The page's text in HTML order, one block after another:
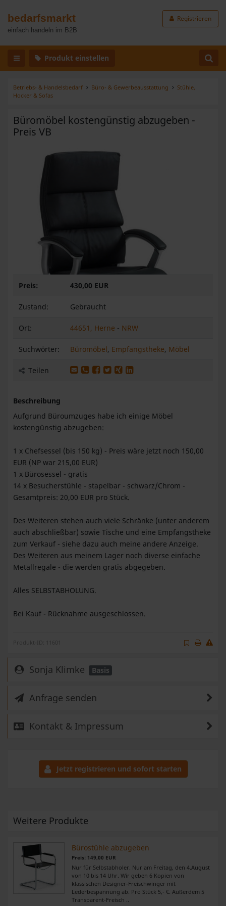
bedarfsmarkt
einfach handeln im B2B
Registrieren
Produkt einstellen
Betriebs- & Handelsbedarf Büro- & Gewerbeausstattung
Stühle,
Hocker & Sofas
Büromöbel kostengünstig abzugeben -
Preis VB
Zurück
Preis: 430,00 EUR
Zustand: Gebraucht
Ort: 44651, Herne - NRW
Suchwörter: Büromöbel, Empfangstheke, Möbel
Teilen Produkt per E-Mail weiterleiten
Produkt per WhatsApp weiterleiten
Produkt auf Facebook teilen
Produkt auf X teilen
Produkt auf XING teilen
Produkt auf LinkedIn teilen
Beschreibung
Aufgrund Büroumzuges habe ich einige Möbel
kostengünstig abzugeben:
1 x Chefsessel (bis 150 kg) - Preis wäre jetzt noch 150,00
EUR (NP war 215,00 EUR)
1 x Bürosessel - gratis
14 x Besucherstühle - stapelbar - schwarz/Chrom -
Gesamtpreis: 20,00 EUR pro Stück.
Des Weiteren stehen auch viele Schränke (unter anderem
auch abschließbar) sowie Tische und eine Empfangstheke
zum Verkauf - siehe dazu auch meine andere Anzeige.
Des Weiteren aus meinem Lager noch diverse einfache
Metallregale - die werden gratis abgegeben.
Alles SELBSTABHOLUNG.
Bei Kauf - Rücknahme ausgeschlossen.
Produkt-ID: 11601
Sonja Klimke Basis
Anfrage senden
Kontakt & Impressum
Jetzt registrieren und sofort starten
Weitere Produkte
Bürostühle abzugeben
Preis: 149,00 EUR
Nur für Selbstabholer. Nur am Freitag, den 4.August
von 10 bis 14 Uhr. Wir geben 6 Kopien von
klassischen Designer-Freischwinger mit
Lederbespannung ab. Pro Stück 5,- €. Außerdem 5
Transparent-Freisch ..